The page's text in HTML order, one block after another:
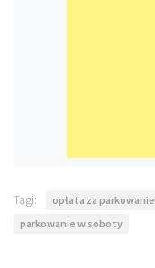
Tagi: opłata za parkowanie
parkowanie w soboty